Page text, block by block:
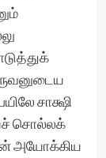
சாக்ஷி
சொல்லக்
அயோக்கிய